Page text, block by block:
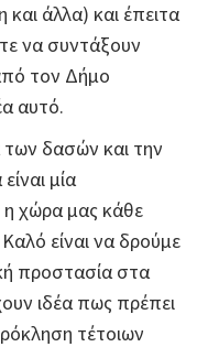
άλλα) και έπειτα
να συντάξουν
τον Δήμο
αυτό.
δασών και την
μία
χώρα μας κάθε
είναι να δρούμε
προστασία στα
ιδέα πως πρέπει
τέτοιων